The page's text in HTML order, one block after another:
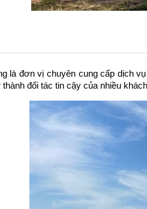
là đơn vị chuyên cung cấp dịch
đối tác tin cậy của nhiều